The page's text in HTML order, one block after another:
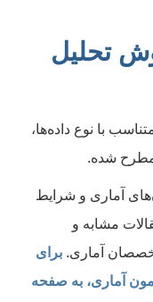
تحلیل
با نوع داده‌ها،
شده.
آماری و شرایط
مشابه و
آماری. برای
آماری، به صفحه